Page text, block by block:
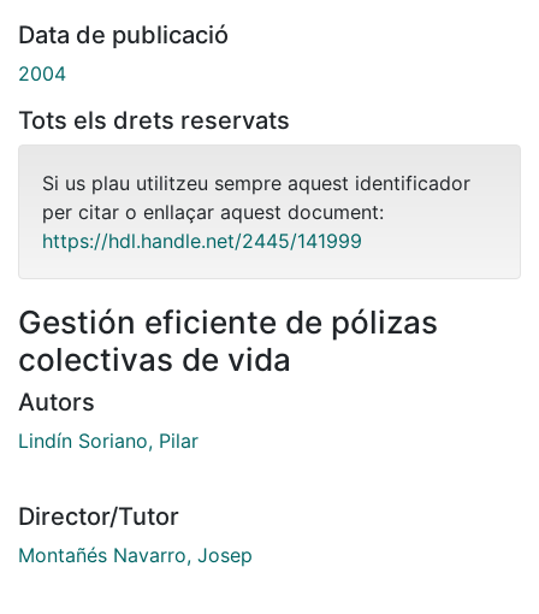
Data de publicació
2004
Tots els drets reservats
Si us plau utilitzeu sempre aquest identificador
per citar o enllaçar aquest document:
https://hdl.handle.net/2445/141999
Gestión eficiente de pólizas
colectivas de vida
Autors
Lindín Soriano, Pilar
Director/Tutor
Montañés Navarro, Josep